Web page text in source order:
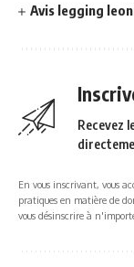
Avis legging
Recevez
En vous inscrivant, vous
pratiques en matière de
vous désinscrire à